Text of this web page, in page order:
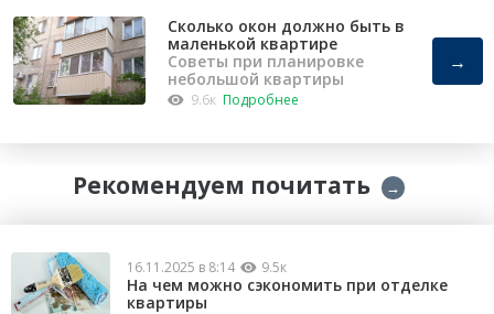
Сколько окон должно быть в
маленькой квартире
Советы при планировке
небольшой квартиры
9.6к Подробнее
→
Рекомендуем почитать →
16.11.2025 в 8:14 9.5к
На чем можно сэкономить при отделке
квартиры